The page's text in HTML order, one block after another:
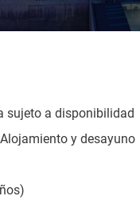
sujeto a disponibilidad
y desayuno